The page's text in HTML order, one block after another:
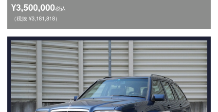
¥3,500,000税込
（税抜 ¥3,181,818）